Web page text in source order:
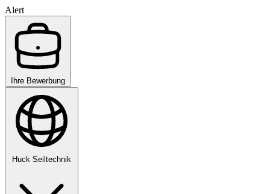
Alert
Ihre Bewerbung
Huck Seiltechnik